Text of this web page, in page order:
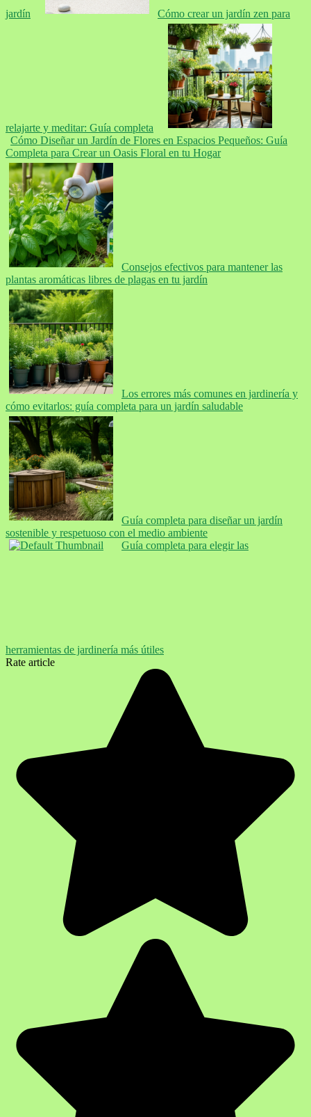
jardín Cómo crear un jardín zen para
relajarte y meditar: Guía completa
Cómo Diseñar un Jardín de Flores en Espacios Pequeños: Guía
Completa para Crear un Oasis Floral en tu Hogar
Consejos efectivos para mantener las
plantas aromáticas libres de plagas en tu jardín
Los errores más comunes en jardinería y
cómo evitarlos: guía completa para un jardín saludable
Guía completa para diseñar un jardín
sostenible y respetuoso con el medio ambiente
Guía completa para elegir las
herramientas de jardinería más útiles
Rate article